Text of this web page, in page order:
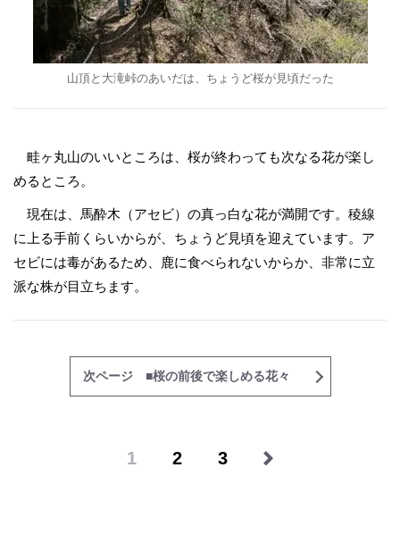
山頂と大滝峠のあいだは、ちょうど桜が見頃だった
畦ヶ丸山のいいところは、桜が終わっても次なる花が楽し
めるところ。
現在は、馬酔木（アセビ）の真っ白な花が満開です。稜線
に上る手前くらいからが、ちょうど見頃を迎えています。ア
セビには毒があるため、鹿に食べられないからか、非常に立
派な株が目立ちます。
次ページ ■桜の前後で楽しめる花々
1 2 3